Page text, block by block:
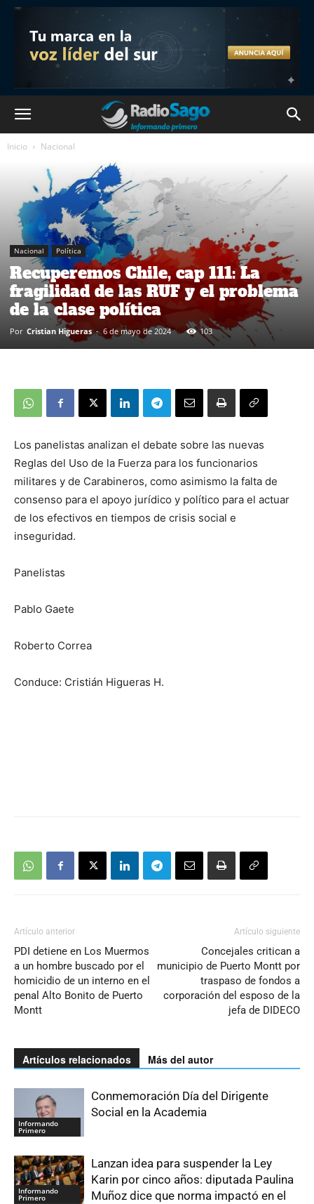
Inicio Nacional
Nacional Política
Recuperemos Chile, cap 111: La
fragilidad de las RUF y el problema
de la clase política
Por Cristian Higueras - 6 de mayo de 2024 103
Los panelistas analizan el debate sobre las nuevas
Reglas del Uso de la Fuerza para los funcionarios
militares y de Carabineros, como asimismo la falta de
consenso para el apoyo jurídico y político para el actuar
de los efectivos en tiempos de crisis social e
inseguridad.
Panelistas
Pablo Gaete
Roberto Correa
Conduce: Cristián Higueras H.
Artículo anterior
PDI detiene en Los Muermos
a un hombre buscado por el
homicidio de un interno en el
penal Alto Bonito de Puerto
Montt
Artículo siguiente
Concejales critican a
municipio de Puerto Montt por
traspaso de fondos a
corporación del esposo de la
jefa de DIDECO
Artículos relacionados Más del autor
Informando
Primero
Conmemoración Día del Dirigente
Social en la Academia
Informando
Primero
Lanzan idea para suspender la Ley
Karin por cinco años: diputada Paulina
Muñoz dice que norma impactó en el